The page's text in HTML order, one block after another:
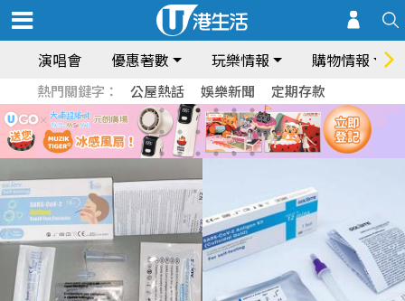
演唱會 優惠著數 玩樂情報 購物情報
熱門關鍵字： 公屋熱話 娛樂新聞 定期存款